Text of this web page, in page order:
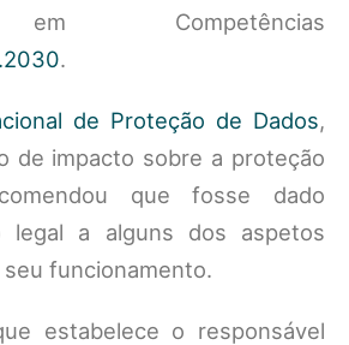
Competências
.
de Proteção de Dados,
de impacto sobre a proteção
que fosse dado
legal a alguns dos aspetos
funcionamento.
estabelece o responsável